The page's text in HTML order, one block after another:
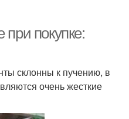
покупке:
склонны к пучению, в
очень жесткие